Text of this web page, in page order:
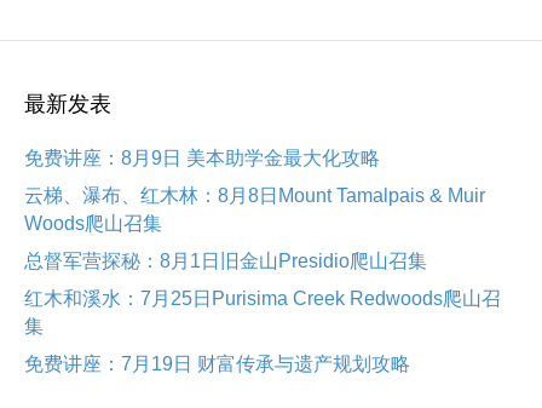
最新发表
免费讲座：8月9日 美本助学金最大化攻略
云梯、瀑布、红木林：8月8日Mount Tamalpais & Muir
Woods爬山召集
总督军营探秘：8月1日旧金山Presidio爬山召集
红木和溪水：7月25日Purisima Creek Redwoods爬山召
集
免费讲座：7月19日 财富传承与遗产规划攻略